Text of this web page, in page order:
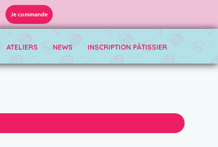
Je commande
ATELIERS NEWS INSCRIPTION PÂTISSIER